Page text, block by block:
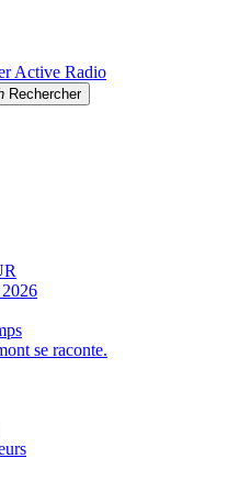
Active Radio
Rechercher
se raconte.